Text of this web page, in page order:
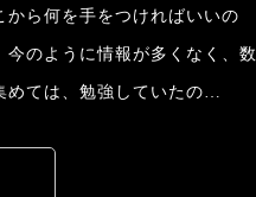
から何を手をつければいいの
のように情報が多くなく、数
めては、勉強していたの…